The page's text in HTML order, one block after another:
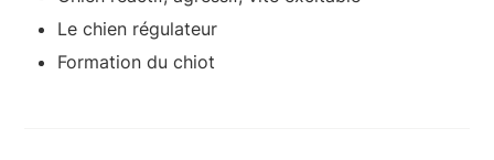
Le chien régulateur
Formation du chiot